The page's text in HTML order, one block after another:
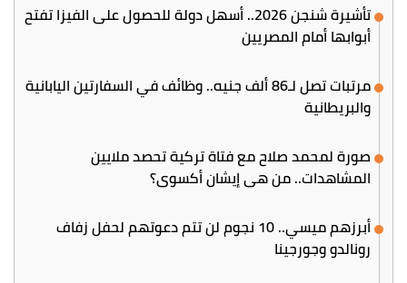
تأشيرة شنجن 2026.. أسهل دولة للحصول على الفيزا تفتح
أبوابها أمام المصريين
مرتبات تصل لـ86 ألف جنيه.. وظائف في السفارتين اليابانية
والبريطانية
صورة لمحمد صلاح مع فتاة تركية تحصد ملايين
المشاهدات.. من هي إيشان أكسوي؟
أبرزهم ميسي.. 10 نجوم لن تتم دعوتهم لحفل زفاف
رونالدو وجورجينا